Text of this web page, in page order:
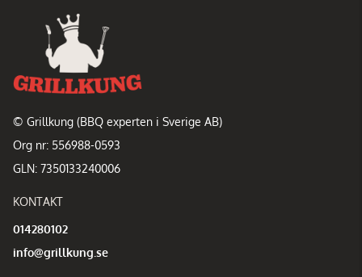
© Grillkung (BBQ experten i Sverige AB)
Org nr: 556988-0593
GLN: 7350133240006
KONTAKT
014280102
info@grillkung.se